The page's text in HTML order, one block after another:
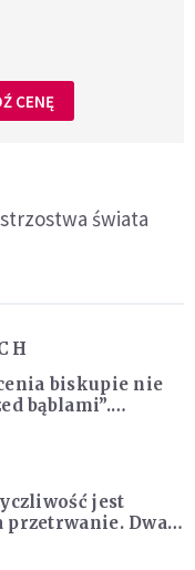
CENĘ
świata
biskupie nie
bąblami”.
jest
przetrwanie. Dwa
[REPORTAŻ]